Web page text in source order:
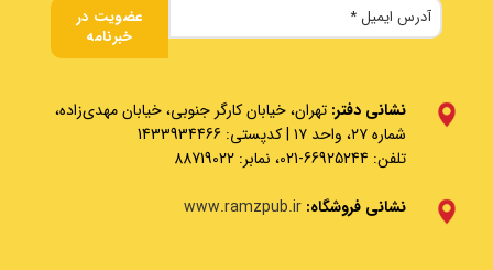
نشانی دفتر: تهران، خیابان کارگر جنوبی، خیابان مهدی‌زاده،
شماره ۲۷، واحد ۱۷ | کدپستی: 1433934466
تلفن: 66925244-021، نمابر: 88719022
نشانی فروشگاه: www.ramzpub.ir